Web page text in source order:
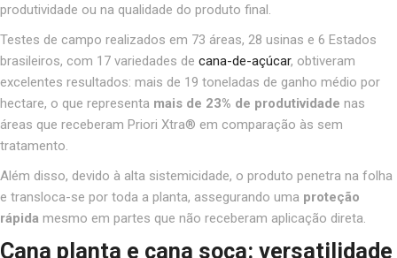
produtividade ou na qualidade do produto final.
Testes de campo realizados em 73 áreas, 28 usinas e 6 Estados
brasileiros, com 17 variedades de cana-de-açúcar, obtiveram
excelentes resultados: mais de 19 toneladas de ganho médio por
hectare, o que representa mais de 23% de produtividade nas
áreas que receberam Priori Xtra® em comparação às sem
tratamento.
Além disso, devido à alta sistemicidade, o produto penetra na folha
e transloca-se por toda a planta, assegurando uma proteção
rápida mesmo em partes que não receberam aplicação direta.
Cana planta e cana soca: versatilidade